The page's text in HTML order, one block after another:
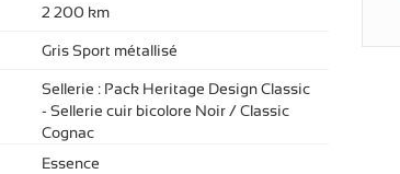
2 200 km
Gris Sport métallisé
Sellerie : Pack Heritage Design Classic
- Sellerie cuir bicolore Noir / Classic
Cognac
Essence